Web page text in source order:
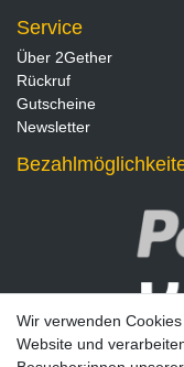
Service
Über 2Gether
Rückruf
Gutscheine
Newsletter
Wir verwenden
Website und